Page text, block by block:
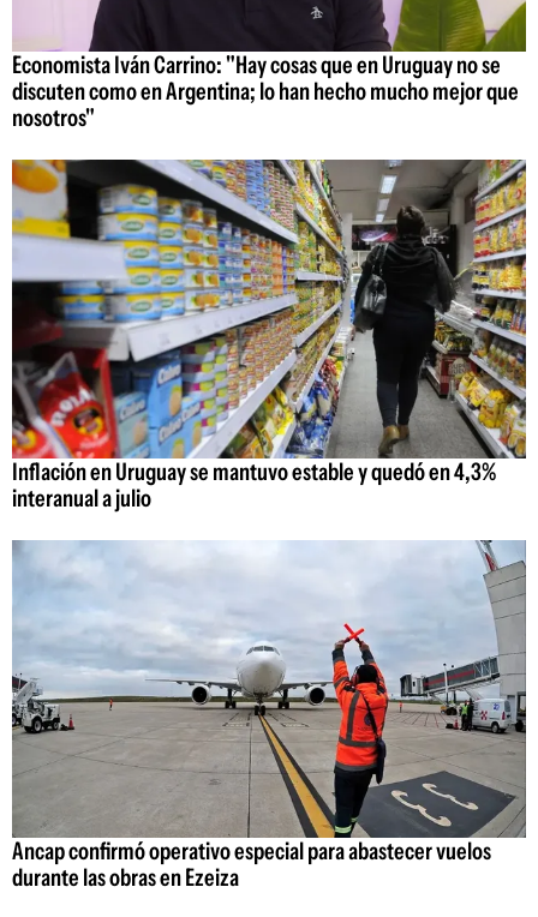
Economista Iván Carrino: "Hay cosas que en Uruguay no se
discuten como en Argentina; lo han hecho mucho mejor que
nosotros"
Inflación en Uruguay se mantuvo estable y quedó en 4,3%
interanual a julio
Ancap confirmó operativo especial para abastecer vuelos
durante las obras en Ezeiza